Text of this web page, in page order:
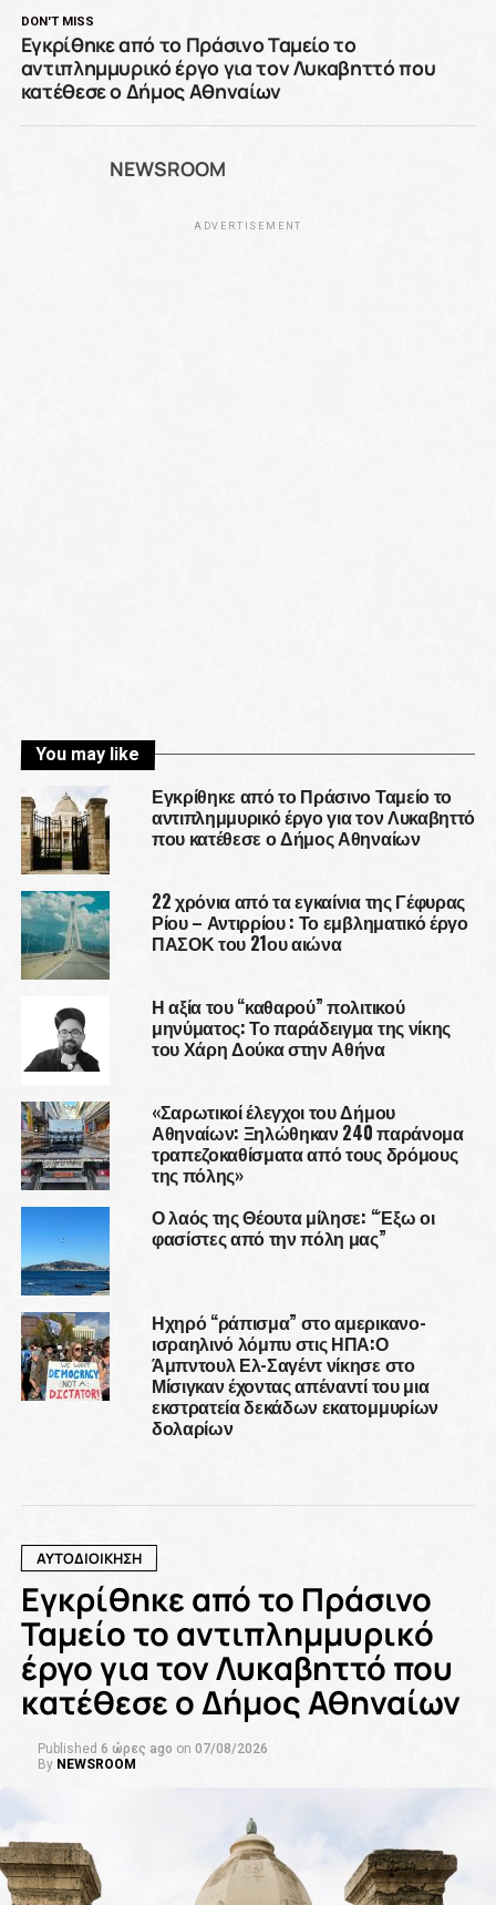
DON'T MISS
Εγκρίθηκε από το Πράσινο Ταμείο το
αντιπλημμυρικό έργο για τον Λυκαβηττό που
κατέθεσε ο Δήμος Αθηναίων
NEWSROOM
ADVERTISEMENT
You may like
Εγκρίθηκε από το Πράσινο Ταμείο το
αντιπλημμυρικό έργο για τον Λυκαβηττό
που κατέθεσε ο Δήμος Αθηναίων
22 χρόνια από τα εγκαίνια της Γέφυρας
Ρίου – Αντιρρίου : Το εμβληματικό έργο
ΠΑΣΟΚ του 21ου αιώνα
Η αξία του “καθαρού” πολιτικού
μηνύματος: Το παράδειγμα της νίκης
του Χάρη Δούκα στην Αθήνα
«Σαρωτικοί έλεγχοι του Δήμου
Αθηναίων: Ξηλώθηκαν 240 παράνομα
τραπεζοκαθίσματα από τους δρόμους
της πόλης»
Ο λαός της Θέουτα μίλησε: “Έξω οι
φασίστες από την πόλη μας”
Ηχηρό “ράπισμα” στο αμερικανο-
ισραηλινό λόμπυ στις ΗΠΑ:Ο
Άμπντουλ Ελ-Σαγέντ νίκησε στο
Μίσιγκαν έχοντας απέναντί του μια
εκστρατεία δεκάδων εκατομμυρίων
δολαρίων
ΑΥΤΟΔΙΟΙΚΗΣΗ
Εγκρίθηκε από το Πράσινο
Ταμείο το αντιπλημμυρικό
έργο για τον Λυκαβηττό που
κατέθεσε ο Δήμος Αθηναίων
Published 6 ώρες ago on 07/08/2026
By NEWSROOM